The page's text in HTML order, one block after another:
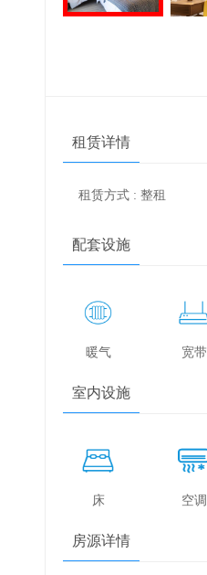
租赁详情
租赁方式 : 整租
配套设施
暖气 宽带
室内设施
床 空调
房源详情